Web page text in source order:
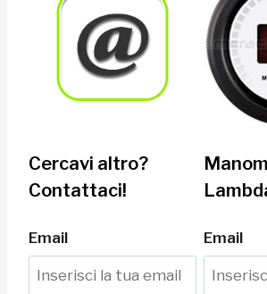
Cercavi altro?
Contattaci!
Email Email